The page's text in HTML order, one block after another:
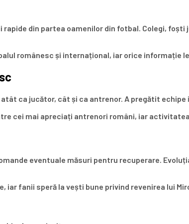
din partea oamenilor din fotbal. Colegi,
românesc și internațional, iar orice informație
ca jucător, cât și ca antrenor. A pregătit
cei mai apreciați antrenori români, iar
eventuale măsuri pentru recuperare.
fanii speră la vești bune privind revenirea lui